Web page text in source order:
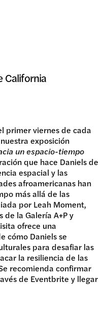
California
primer viernes de cada
exposición
un espacio-tiempo
que hace Daniels de
espacial y las
afroamericanas han
más allá de las
por Leah Moment,
la Galería A+P y
ofrece una
cómo Daniels se
para desafiar las
la resiliencia de las
recomienda confirmar
de Eventbrite y llegar